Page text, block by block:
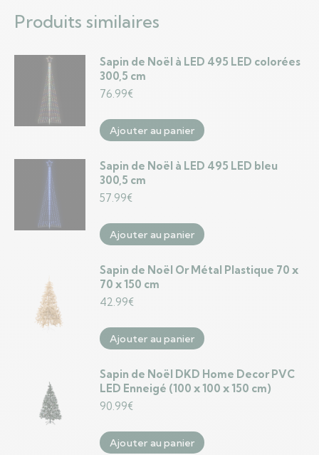
Produits similaires
Sapin de Noël à LED 495 LED colorées
300,5 cm
76.99€
Ajouter au panier
Sapin de Noël à LED 495 LED bleu
300,5 cm
57.99€
Ajouter au panier
Sapin de Noël Or Métal Plastique 70 x
70 x 150 cm
42.99€
Ajouter au panier
Sapin de Noël DKD Home Decor PVC
LED Enneigé (100 x 100 x 150 cm)
90.99€
Ajouter au panier